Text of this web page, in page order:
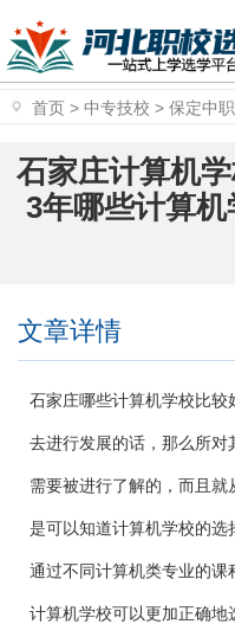
首页 > 中专技校 > 保定中
石家庄计算机
3年哪些计算
文章详情
石家庄哪些计算机学校比
去进行发展的话，那么所对
需要被进行了解的，而且
是可以知道计算机学校的
通过不同计算机类专业的课
计算机学校可以更加正确地